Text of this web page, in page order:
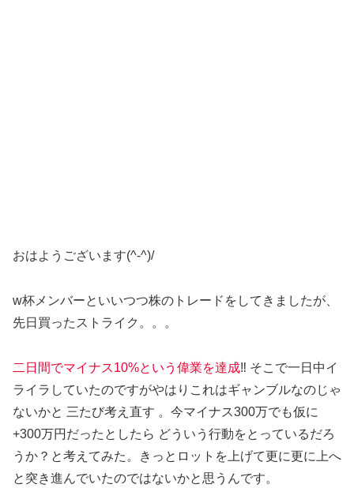
おはようございます(^-^)/
w杯メンバーといいつつ株のトレードをしてきましたが、
先日買ったストライク。。。
二日間でマイナス10%という偉業を達成‼️ そこで一日中イ
ライラしていたのですがやはりこれはギャンブルなのじゃ
ないかと 三たび考え直す 。今マイナス300万でも仮に
+300万円だったとしたら どういう行動をとっているだろ
うか？と考えてみた。きっとロットを上げて更に更に上へ
と突き進んでいたのではないかと思うんです。